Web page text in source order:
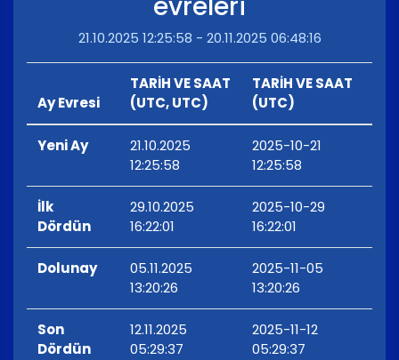
21.10.2025 12:25:58 - 20.11.2025 06:48:16
Ay Evresi
TARİH VE SAAT
(UTC, UTC)
TARİH VE SAAT
(UTC)
Yeni Ay
21.10.2025
12:25:58
2025-10-21
12:25:58
İlk
Dördün
29.10.2025
16:22:01
2025-10-29
16:22:01
Dolunay
05.11.2025
13:20:26
2025-11-05
13:20:26
Son
Dördün
12.11.2025
05:29:37
2025-11-12
05:29:37